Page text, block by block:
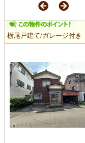
栃尾戸建て/ガレージ付き